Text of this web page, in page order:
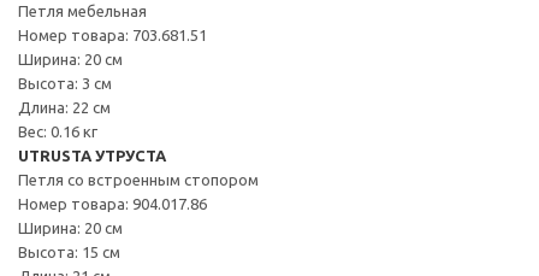
Петля мебельная
Номер товара: 703.681.51
Ширина: 20 см
Высота: 3 см
Длина: 22 см
Вес: 0.16 кг
UTRUSTA УТРУСТА
Петля со встроенным стопором
Номер товара: 904.017.86
Ширина: 20 см
Высота: 15 см